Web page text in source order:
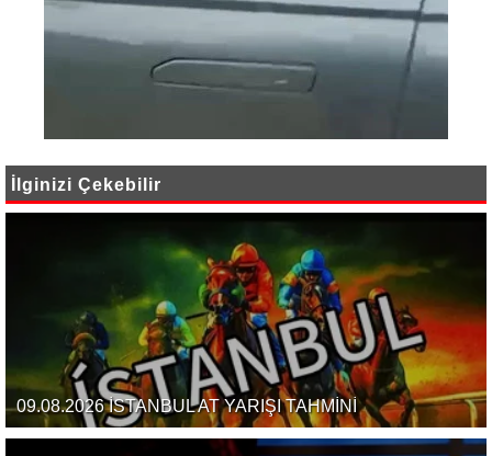
İlginizi Çekebilir
09.08.2026 İSTANBUL AT YARIŞI TAHMİNİ